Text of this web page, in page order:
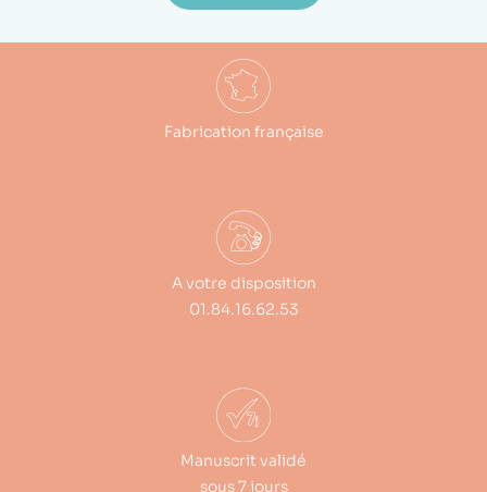
Fabrication française
A votre disposition
01.84.16.62.53
Manuscrit validé
sous 7 jours